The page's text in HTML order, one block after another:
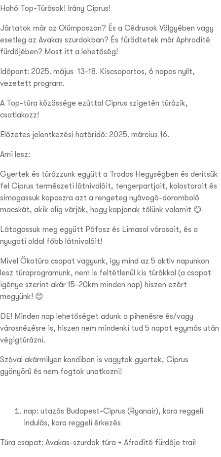
Hahó Top-Túrások! Irány Ciprus!
Jártatok már az Olümposzon? És a Cédrusok Völgyében vagy
esetleg az Avakas szurdokban? És fürödtetek már Aphrodité
fürdőjében? Most itt a lehetőség!
Időpont: 2025. május 13-18. Kiscsoportos, 6 napos nyílt,
vezetett program.
A Top-túra közössége ezúttal Ciprus szigetén túrázik,
csatlakozz!
Előzetes jelentkezési határidő: 2025. március 16.
Ami lesz:
Gyertek és túrázzunk együtt a Trodos Hegységben és derítsük
fel Ciprus természeti látnivalóit, tengerpartjait, kolostorait és
simogassuk kopaszra azt a rengeteg nyávogó-doromboló
macskát, akik alig várják, hogy kapjanak tőlünk valamit 😊
Látogassuk meg együtt Páfosz és Limasol városait, és a
nyugati oldal főbb látnivalóit!
Mivel Ökotúra csapat vagyunk, így mind az 5 aktív napunkon
lesz túraprogramunk, nem is feltétlenül kis túrákkal (a csapat
igénye szerint akár 15-20km minden nap) hiszen ezért
megyünk! 😊
DE! Minden nap lehetőséget adunk a pihenésre és/vagy
városnézésre is, hiszen nem mindenki tud 5 napot egymás után
végigtúrázni.
Szóval akármilyen kondiban is vagytok gyertek, Ciprus
gyönyörű és nem fogtok unatkozni!
nap: utazás Budapest-Ciprus (Ryanair), kora reggeli
indulás, kora reggeli érkezés
Túra csapat: Avakas-szurdok túra + Afrodité fürdője trail